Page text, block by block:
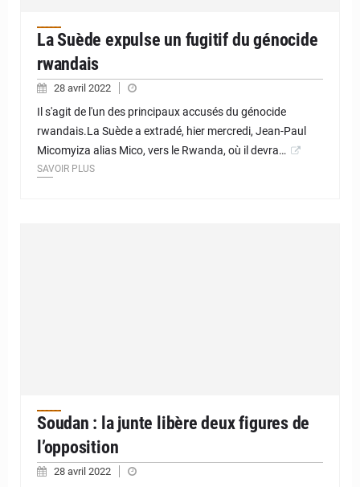
La Suède expulse un fugitif du génocide
rwandais
28 avril 2022
Il s'agit de l'un des principaux accusés du génocide
rwandais.La Suède a extradé, hier mercredi, Jean-Paul
Micomyiza alias Mico, vers le Rwanda, où il devra…
SAVOIR PLUS
Soudan : la junte libère deux figures de
l’opposition
28 avril 2022